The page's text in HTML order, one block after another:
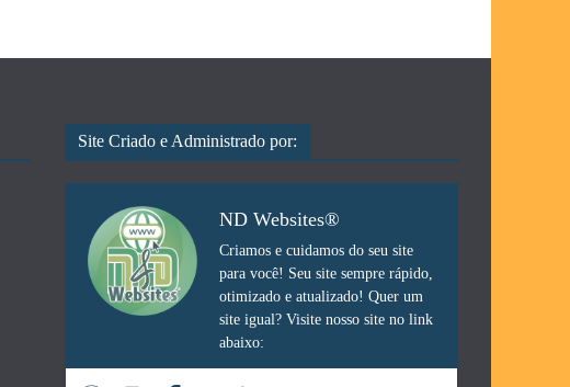
Site Criado e Administrado por:
ND Websites®
Criamos e cuidamos do seu site
para você! Seu site sempre rápido,
otimizado e atualizado! Quer um
site igual? Visite nosso site no link
abaixo: